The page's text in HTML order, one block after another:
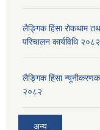
लैङ्गिक हिंसा रोकथाम
परिचालन कार्यविधि २०८२
लैङ्गिक हिंसा
२०८२
अन्य